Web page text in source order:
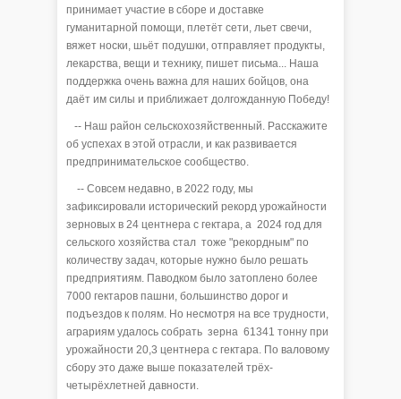
принимает участие в сборе и доставке
гуманитарной помощи, плетёт сети, льет свечи,
вяжет носки, шьёт подушки, отправляет продукты,
лекарства, вещи и технику, пишет письма... Наша
поддержка очень важна для наших бойцов, она
даёт им силы и приближает долгожданную Победу!
-- Наш район сельскохозяйственный. Расскажите
об успехах в этой отрасли, и как развивается
предпринимательское сообщество.
-- Совсем недавно, в 2022 году, мы
зафиксировали исторический рекорд урожайности
зерновых в 24 центнера с гектара, а 2024 год для
сельского хозяйства стал тоже "рекордным" по
количеству задач, которые нужно было решать
предприятиям. Паводком было затоплено более
7000 гектаров пашни, большинство дорог и
подъездов к полям. Но несмотря на все трудности,
аграриям удалось собрать зерна 61341 тонну при
урожайности 20,3 центнера с гектара. По валовому
сбору это даже выше показателей трёх-
четырёхлетней давности.